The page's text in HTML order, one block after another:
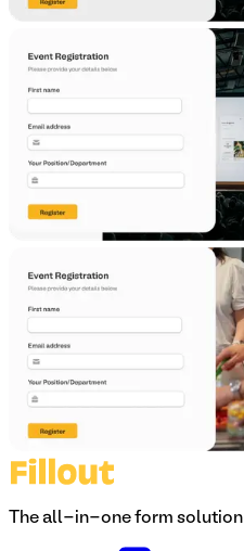
The all-in-one form solution